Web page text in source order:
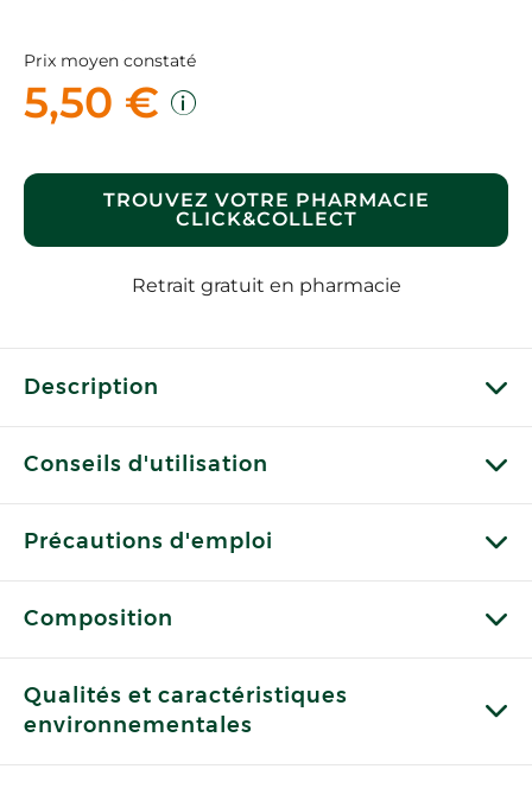
Prix moyen constaté
5,50 €
TROUVEZ VOTRE PHARMACIE
CLICK&COLLECT
Retrait gratuit en pharmacie
Description
Conseils d'utilisation
Précautions d'emploi
Composition
Qualités et caractéristiques
environnementales